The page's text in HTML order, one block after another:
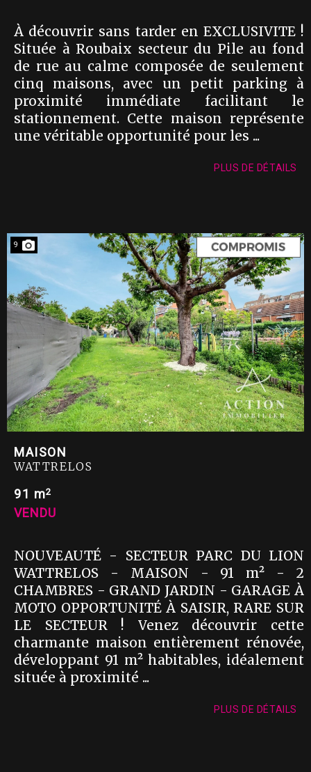
À découvrir sans tarder en EXCLUSIVITE !
Située à Roubaix secteur du Pile au fond
de rue au calme composée de seulement
cinq maisons, avec un petit parking à
proximité immédiate facilitant le
stationnement. Cette maison représente
une véritable opportunité pour les ...
PLUS DE DÉTAILS
9
MAISON
WATTRELOS
91 m2
VENDU
NOUVEAUTÉ - SECTEUR PARC DU LION
WATTRELOS - MAISON - 91 m² - 2
CHAMBRES - GRAND JARDIN - GARAGE À
MOTO OPPORTUNITÉ À SAISIR, RARE SUR
LE SECTEUR ! Venez découvrir cette
charmante maison entièrement rénovée,
développant 91 m² habitables, idéalement
située à proximité ...
PLUS DE DÉTAILS